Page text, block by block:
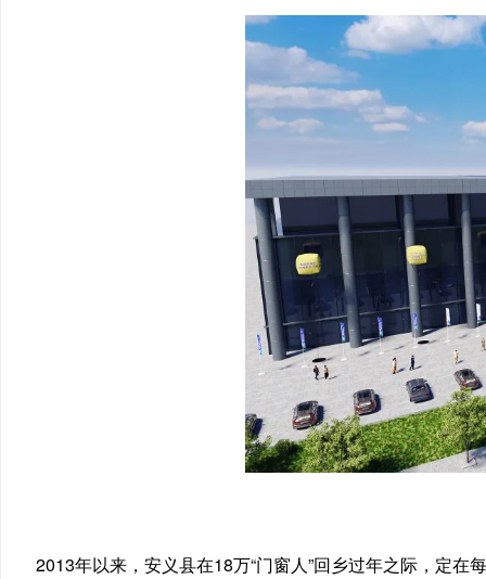
2013年以来，安义县在18万“门窗人”回乡过年之际，定